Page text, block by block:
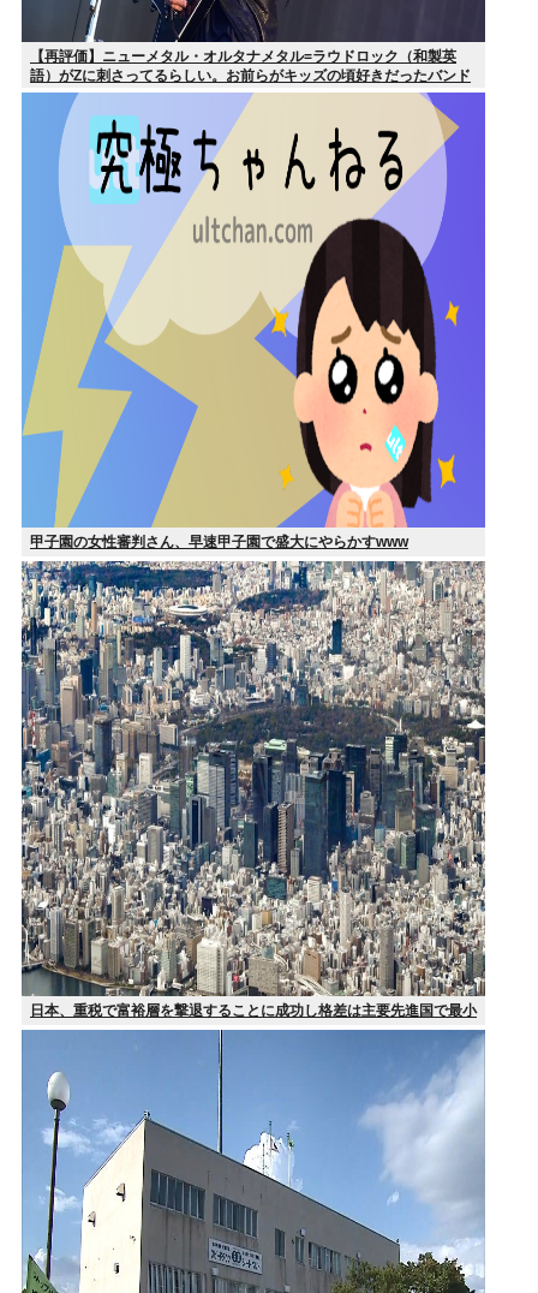
【再評価】ニューメタル・オルタナメタル=ラウドロック（和製英
語）がZに刺さってるらしい。お前らがキッズの頃好きだったバンド
は何？
甲子園の女性審判さん、早速甲子園で盛大にやらかすwww
日本、重税で富裕層を撃退することに成功し格差は主要先進国で最小